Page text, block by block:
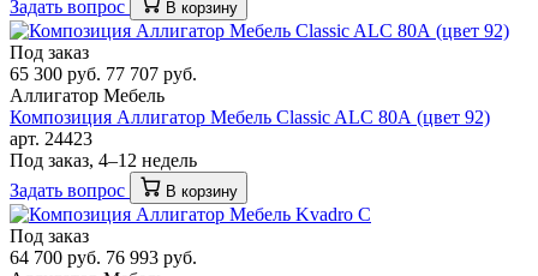
Задать вопрос
В корзину
Под заказ
65 300 руб. 77 707 руб.
Аллигатор Мебель
Композиция Аллигатор Мебель Classic ALC 80А (цвет 92)
арт. 24423
Под заказ, 4–12 недель
Задать вопрос
В корзину
Под заказ
64 700 руб. 76 993 руб.